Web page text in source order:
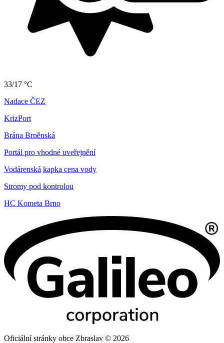
33/17 °C
Nadace ČEZ
KrizPort
Brána Brněnská
Portál pro vhodné uveřejnění
Vodárenská kapka cena vody
Stromy pod kontrolou
HC Kometa Brno
Oficiální stránky obce Zbraslav © 2026